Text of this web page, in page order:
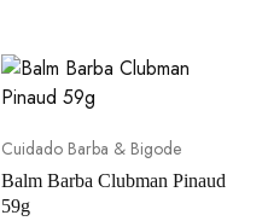
Cuidado Barba & Bigode
Balm Barba Clubman Pinaud
59g